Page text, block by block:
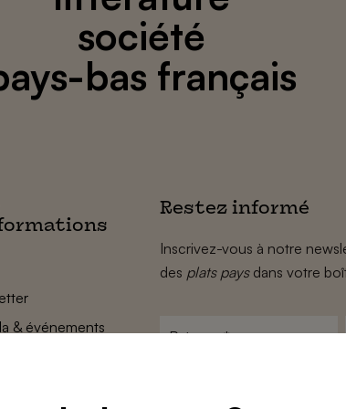
société
bas français
& événements
Restez informé
Inscrivez-vous à notre
des plats paysdans votre